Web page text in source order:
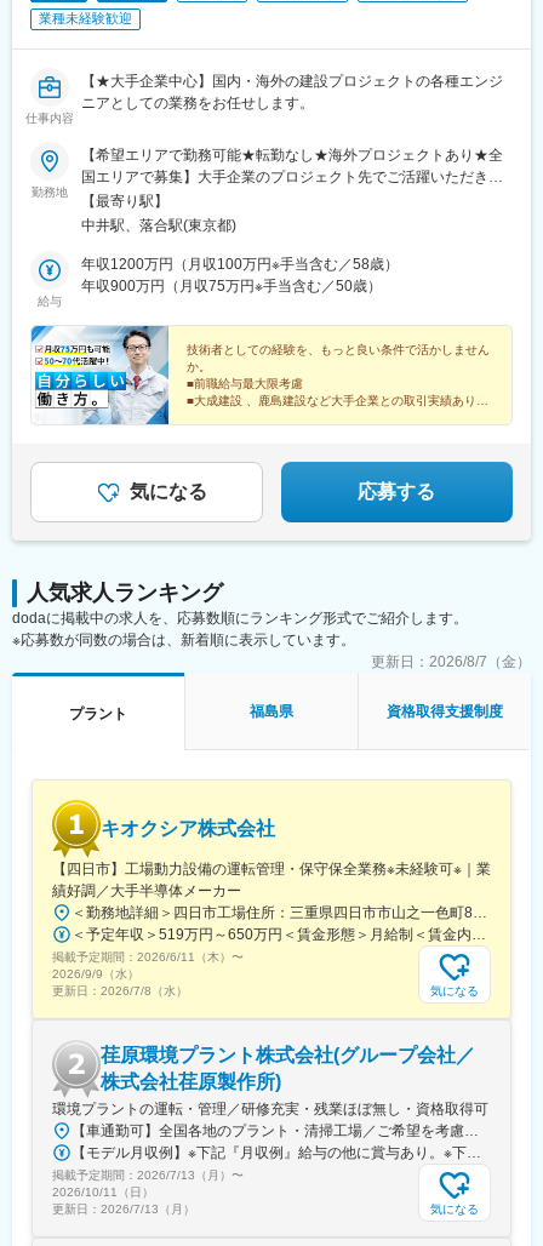
業種未経験歓迎
仕事内容
【★大手企業中心】国内・海外の建設プロジェクトの各種エンジ
ニアとしての業務をお任せします。
勤務地
【希望エリアで勤務可能★転勤なし★海外プロジェクトあり★全
国エリアで募集】大手企業のプロジェクト先でご活躍いただきま
す。※希望がない限り、転居を伴う転勤はありません。■本社／東
京都新宿区上落合2-22-11 加瀬ビル155 8階・都営地下鉄大江戸線
分
【最寄り駅】
中井駅、落合駅(東京都)
給与
年収1200万円（月収100万円※手当含む／58歳）
年収900万円（月収75万円※手当含む／50歳）
技術者としての経験を、もっと良い条件で活かしません
か。
■前職給与最大限考慮
■大成建設 、鹿島建設など大手企業との取引実績あり！
気になる 応募する
人気求人ランキング
dodaに掲載中の求人を、応募数順にランキング形式でご紹介します。
※応募数が同数の場合は、新着順に表示しています。
更新日： 2026/8/7（金）
プラント 福島県 資格取得支援制度
キオクシア株式会社
【四日市】工場動力設備の運転管理・保守保全業務※未経験可※｜業
績好調／大手半導体メーカー
＜勤務地詳細＞四日市工場住所：三重県四日市市山之一色町800番地 勤務地最寄駅：近鉄線／富田駅受動喫煙対策：屋内全面禁煙変更の範囲：会社の定める事業所（リモートワーク含む）
＜予定年収＞519万円～650万円＜賃金形態＞月給制＜賃金内訳＞月額（基本給）：282,800円～320,000円＜月給＞282,800円～320,000円＜昇給有無＞有＜残業手当＞有＜給与補足＞■上記金額は21歳（独身のモデル賃金）です。経験・能力を考慮し決定されます。■昇給年1回、賞与年2回（7月、12月）賃金はあくまでも目安の金額であり、選考を通じて上下する可能性があります。月給(月額)は固定手当を含めた表記です。
掲載予定期間： 2026/6/11（木） 〜
2026/9/9（水）
更新日： 2026/7/8（水） 気になる
荏原環境プラント株式会社(グループ会社／
株式会社荏原製作所)
環境プラントの運転・管理／研修充実・残業ほぼ無し・資格取得可
【車通勤可】全国各地のプラント・清掃工場／ご希望を考慮します！※受動喫煙対策：あり＜北海道・東北＞北海道／青森県／秋田県／岩手県／山形県／福島県＜関東＞東京都／神奈川県／千葉県／群馬県／埼玉県／栃木県／山梨県＜東海＞愛知県／静岡県／三重県／岐阜県＜北信越＞新潟県／長野県／石川県／福井県＜関西＞滋賀県／京都府／大阪府／和歌山県＜中国・四国＞岡山県／山口県／香川県／愛媛県／高知県／徳島県＜九州・沖縄＞佐賀県／沖縄県
【モデル月収例】※下記『月収例』給与の他に賞与あり。※下記『月収例』には、公的資格・家族・役職手当を含む。＜班長クラス＞月収例：434,800円＋通勤手当、深夜業手当、残業代等⇒年齢30代後半／資格（2級ボイラー技士、第2種電気工事士）保有／配偶者、お子様（2名）扶養の場合＜所長クラス＞月収例：617,200円＋通勤手当、深夜業手当、残業代等⇒年齢40代後半／資格（2級ボイラー技士、第2種電気工事士）保有／配偶者、お子様（2名）扶養の場合【月給】月給246,050円～378,000円※残業代は全額支給します。
掲載予定期間： 2026/7/13（月） 〜
2026/10/11（日）
更新日： 2026/7/13（月） 気になる